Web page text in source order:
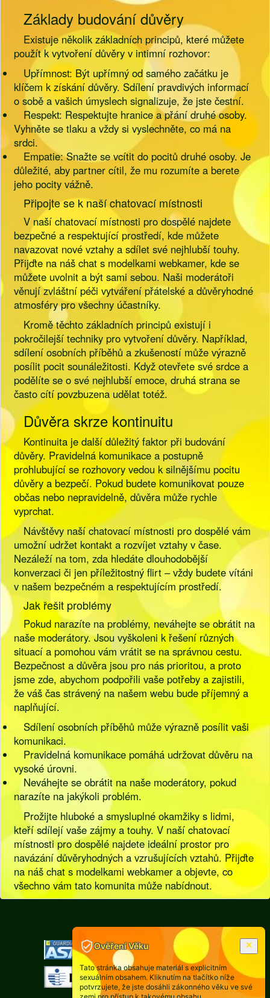
Základy budování důvěry
Existuje několik základních principů, které můžete
použít k vytvoření důvěry v intimní rozhovor:
Upřímnost: Být upřímný od samého začátku je
klíčem k získání důvěry. Sdílení pravdivých informací
o sobě a vašich úmyslech signalizuje, že jste čestní.
Respekt: Respektujte hranice a přání druhé osoby.
Vyhněte se tlaku a vždy si vyslechněte, co má na
srdci.
Empatie: Snažte se vcítit do pocitů druhé osoby. Je
důležité, aby partner cítil, že mu rozumíte a berete
jeho pocity vážně.
Připojte se k naší chatovací místnosti
V naší chatovací místnosti pro dospělé najdete
bezpečné a respektující prostředí, kde můžete
navazovat nové vztahy a sdílet své nejhlubší touhy.
Přijďte na náš chat s modelkami webkamer, kde se
můžete uvolnit a být sami sebou. Naši moderátoři
věnují zvláštní péči vytváření přátelské a důvěryhodné
atmosféry pro všechny účastníky.
Kromě těchto základních principů existují i
pokročilejší techniky pro vytvoření důvěry. Například,
sdílení osobních příběhů a zkušeností může výrazně
posílit pocit sounáležitosti. Když otevřete své srdce a
podělíte se o své nejhlubší emoce, druhá strana se
často cítí povzbuzena udělat totéž.
Důvěra skrze kontinuitu
Kontinuita je další důležitý faktor při budování
důvěry. Pravidelná komunikace a postupně
prohlubující se rozhovory vedou k silnějšímu pocitu
důvěry a bezpečí. Pokud budete komunikovat pouze
občas nebo nepravidelně, důvěra může rychle
vyprchat.
Návštěvy naší chatovací místnosti pro dospělé vám
umožní udržet kontakt a rozvíjet vztahy v čase.
Nezáleží na tom, zda hledáte dlouhodobější
konverzaci či jen příležitostný flirt – vždy budete vítáni
v našem bezpečném a respektujícím prostředí.
Jak řešit problémy
Pokud narazíte na problémy, neváhejte se obrátit na
naše moderátory. Jsou vyškoleni k řešení různých
situací a pomohou vám vrátit se na správnou cestu.
Bezpečnost a důvěra jsou pro nás prioritou, a proto
jsme zde, abychom podpořili vaše potřeby a zajistili,
že váš čas strávený na našem webu bude příjemný a
naplňující.
Sdílení osobních příběhů může výrazně posílit vaši
komunikaci.
Pravidelná komunikace pomáhá udržovat důvěru na
vysoké úrovni.
Neváhejte se obrátit na naše moderátory, pokud
narazíte na jakýkoli problém.
Prožijte hluboké a smysluplné okamžiky s lidmi,
kteří sdílejí vaše zájmy a touhy. V naší chatovací
místnosti pro dospělé najdete ideální prostor pro
navázání důvěryhodných a vzrušujících vztahů. Přijďte
na náš chat s modelkami webkamer a objevte, co
všechno vám tato komunita může nabídnout.
]
Ověření Věku
Tato stránka obsahuje materiál s explicitním
sexuálním obsahem. Kliknutím na tlačítko níže
potvrzujete, že jste dosáhli zákonného věku ve své